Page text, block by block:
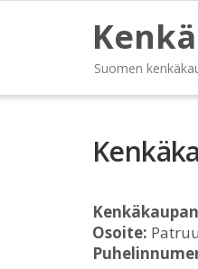
Suomen
Osoite: